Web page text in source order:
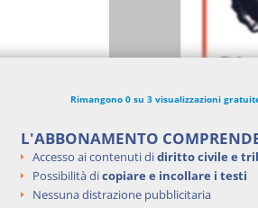
Rimangono 0 su 3 visualizzazioni
L'ABBONAMENTO
Accesso ai contenuti didiritto civile e
Possibilità dicopiare e incollare i testi
Nessuna distrazione pubblicitaria